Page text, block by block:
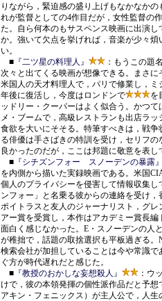
りながら，緊迫感の盛り上げもなかなか
れが監督としての4作目だが，女性監督の
た。自ら何本のもサスペンス映画に出演
か。強いて欠点を挙げれば，音楽が少々
い。
■ 『二ツ星の料理人』
：もうこの題
次々と出てくる映画が想像できる。まさ
米国人の天才料理人で，パリで修業し，ミ
年後に復活し，今度はロンドンで
を
ッドリー・クーパーはよく似合う。かつ
メ・ブームで，高級レストランも出店ラ
食欲を大いにそそる。特筆すべきは，戦
る俳優は手さばきの特訓を受け，セリフ
良かったのだが，ここは邦題に敬意を表し
■ 『シチズンフォー スノーデンの暴露
を内側から描いた実録映画である。米国
個人のプライバシーを侵害して情報収集
ンフォー」と名乗る彼からの連絡を受け
ポイトラスと友人のジャーナリスト，グ
アー賞を受賞し，本作はアカデミー賞長
面白く感じなかった。E・スノーデンの人
が稚拙で，話題の取捨選択も平板過ぎる
検索会社が加担していることは今や常識
ぐ方が時代遅れだと感じた。
■ 『教授のおかしな妄想殺人』
：ウ
けで，彼の本領発揮の個性派作品だと予
アキン・フェニックス）が主人公で，人